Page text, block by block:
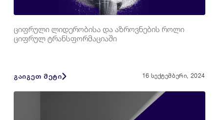
ციფრული ლიდერობისა და აზროვნების როლი
ციფრულ ტრანსფორმაციაში
გაიგეთ მეტი 16 სექტემბერი, 2024